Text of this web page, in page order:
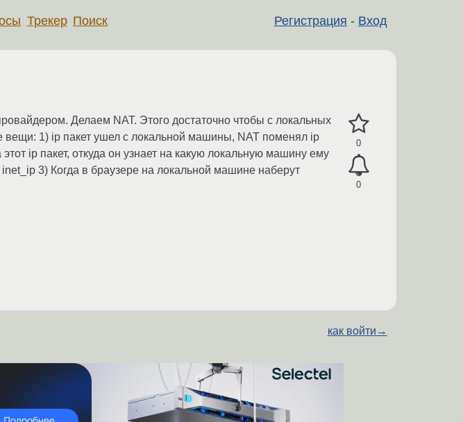
Регистрация - Вход
Трекер Поиск
0
0
Делаем NAT. Этого достаточно чтобы с локальных
вещи: 1) ip пакет ушел с локальной машины, NAT поменял ip
ip пакет, откуда он узнает на какую локальную машину ему
3) Когда в браузере на локальной машине наберут
как войти →